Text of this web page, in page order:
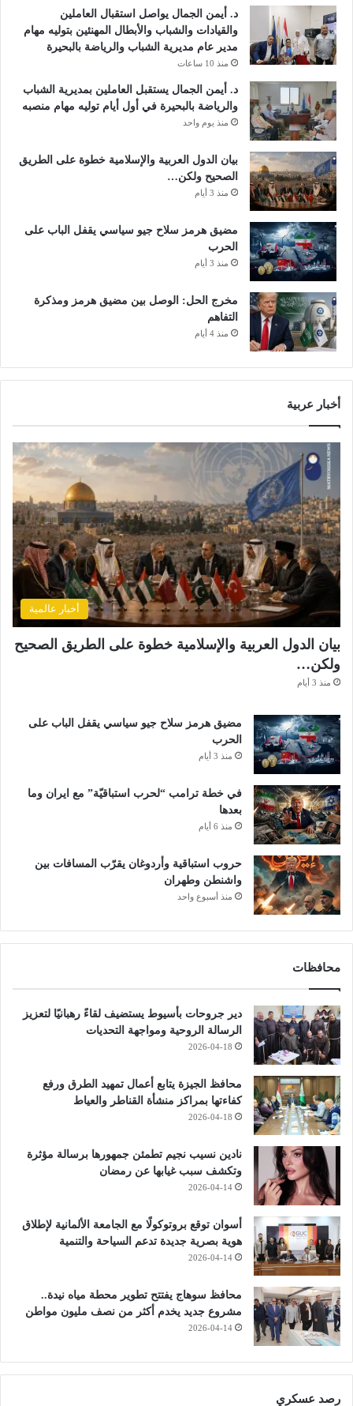
د. أيمن الجمال يواصل استقبال العاملين
والقيادات والشباب والأبطال المهنئين بتوليه مهام
مدير عام مديرية الشباب والرياضة بالبحيرة
منذ 10 ساعات
د. أيمن الجمال يستقبل العاملين بمديرية الشباب
والرياضة بالبحيرة في أول أيام توليه مهام منصبه
منذ يوم واحد
بيان الدول العربية والإسلامية خطوة على الطريق
الصحيح ولكن…
منذ 3 أيام
مضيق هرمز سلاح جيو سياسي يقفل الباب على
الحرب
منذ 3 أيام
مخرج الحل: الوصل بين مضيق هرمز ومذكرة
التفاهم
منذ 4 أيام
أخبار عربية
أخبار عالمية
بيان الدول العربية والإسلامية خطوة على الطريق الصحيح
ولكن…
منذ 3 أيام
مضيق هرمز سلاح جيو سياسي يقفل الباب على
الحرب
منذ 3 أيام
في خطة ترامب “لحرب استباقيّة” مع ايران وما
بعدها
منذ 6 أيام
حروب استباقية وأردوغان يقرّب المسافات بين
واشنطن وطهران
منذ أسبوع واحد
محافظات
دير جروحات بأسيوط يستضيف لقاءً رهبانيًا لتعزيز
الرسالة الروحية ومواجهة التحديات
2026-04-18
محافظ الجيزة يتابع أعمال تمهيد الطرق ورفع
كفاءتها بمراكز منشأة القناطر والعياط
2026-04-18
نادين نسيب نجيم تطمئن جمهورها برسالة مؤثرة
وتكشف سبب غيابها عن رمضان
2026-04-14
أسوان توقع بروتوكولًا مع الجامعة الألمانية لإطلاق
هوية بصرية جديدة تدعم السياحة والتنمية
2026-04-14
محافظ سوهاج يفتتح تطوير محطة مياه نيدة..
مشروع جديد يخدم أكثر من نصف مليون مواطن
2026-04-14
رصد عسكري